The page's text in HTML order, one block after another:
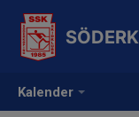
Kalender